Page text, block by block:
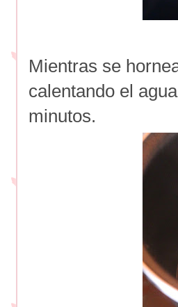
Mientras se
calentando el
minutos.